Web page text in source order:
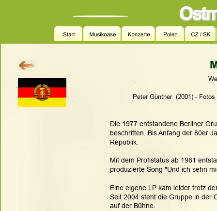
Peter Günther  (2001) -
.
Die 1977 entstandene Berliner
beschritten. Bis Anfang der 80er
Republik.
Mit dem Profistatus ab 1981
produzierte Song "Und ich sehn
Eine eigene LP kam leider trotz
Seit 2004 steht die Gruppe in der
auf der Bühne.